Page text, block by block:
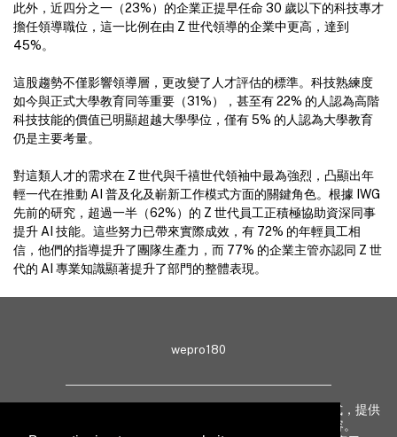
此外，近四分之一（23%）的企業正提早任命 30 歲以下的科技專才
擔任領導職位，這一比例在由 Z 世代領導的企業中更高，達到
45%。
這股趨勢不僅影響領導層，更改變了人才評估的標準。科技熟練度
如今與正式大學教育同等重要（31%），甚至有 22% 的人認為高階
科技技能的價值已明顯超越大學學位，僅有 5% 的人認為大學教育
仍是主要考量。
對這類人才的需求在 Z 世代與千禧世代領袖中最為強烈，凸顯出年
輕一代在推動 AI 普及化及嶄新工作模式方面的關鍵角色。根據 IWG
先前的研究，超過一半（62%）的 Z 世代員工正積極協助資深同事
提升 AI 技能。這些努力已帶來實際成效，有 72% 的年輕員工相
信，他們的指導提升了團隊生產力，而 77% 的企業主管亦認同 Z 世
代的 AI 專業知識顯著提升了部門的整體表現。
wepro180
wepro180 由 IT 業界專家組成，以生動有趣、深入淺出方式，提供
最新 IT 動態、趨勢、技術、行業熱話、專題報導等內容。